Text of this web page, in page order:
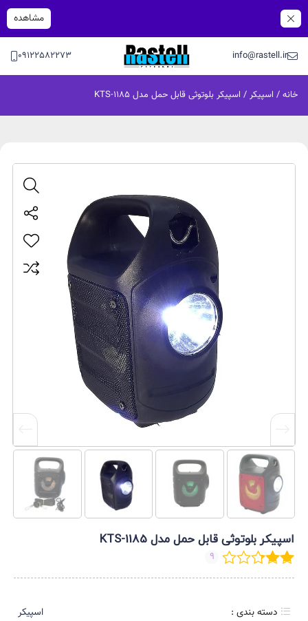
مشاهده
info@rastell.ir
09122582273
خانه / اسپیکر / اسپیکر بلوتوثی قابل حمل مدل KTS-1185
اسپیکر بلوتوثی قابل حمل مدل KTS-1185
9
دسته بندی : اسپیکر